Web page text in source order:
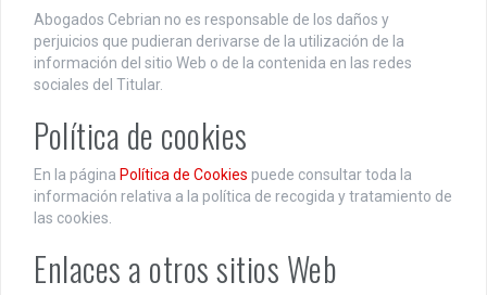
Abogados Cebrian no es responsable de los daños y
perjuicios que pudieran derivarse de la utilización de la
información del sitio Web o de la contenida en las redes
sociales del Titular.
Política de cookies
En la página Política de Cookies puede consultar toda la
información relativa a la política de recogida y tratamiento de
las cookies.
Enlaces a otros sitios Web